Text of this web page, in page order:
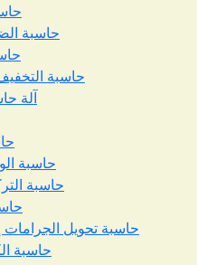
حاسبة
حاسبة
آلة
حاسبة
حاسبة
حاسبة تحويل الجرامات
حاسبة